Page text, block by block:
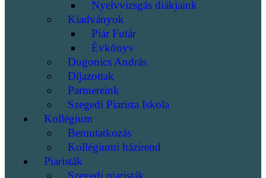
Nyelvvizsgás diákjaink
Kiadványok
Piár Futár
Évkönyv
Dugonics András
Díjazottak
Partnereink
Szegedi Piarista Iskola
Kollégium
Bemutatkozás
Kollégiumi házirend
Piaristák
Szegedi piaristák